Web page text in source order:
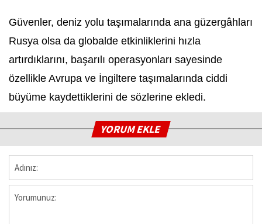
Güvenler, deniz yolu taşımalarında ana güzergâhları
Rusya olsa da globalde etkinliklerini hızla
artırdıklarını, başarılı operasyonları sayesinde
özellikle Avrupa ve İngiltere taşımalarında ciddi
büyüme kaydettiklerini de sözlerine ekledi.
YORUM EKLE